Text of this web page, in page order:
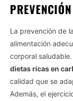
La prevención de
alimentación
corporal
dietas ricas en
calidad que se
Además, el